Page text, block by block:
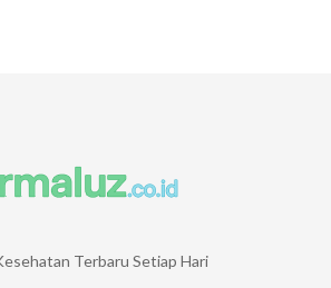
Terbaru Setiap Hari